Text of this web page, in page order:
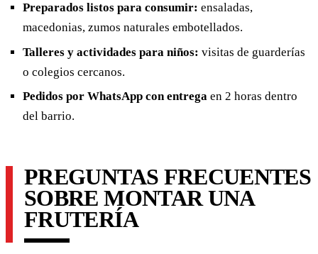
Preparados listos para consumir: ensaladas,
macedonias, zumos naturales embotellados.
Talleres y actividades para niños: visitas de guarderías
o colegios cercanos.
Pedidos por WhatsApp con entrega en 2 horas dentro
del barrio.
PREGUNTAS FRECUENTES
SOBRE MONTAR UNA
FRUTERÍA